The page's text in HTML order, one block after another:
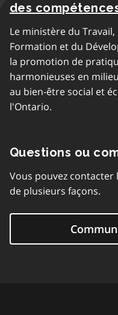
des
Le ministère du
Formation et du
la promotion de
harmonieuses en
au bien-être social et
l'Ontario.
Questions ou
Vous pouvez contacter
de plusieurs façons.